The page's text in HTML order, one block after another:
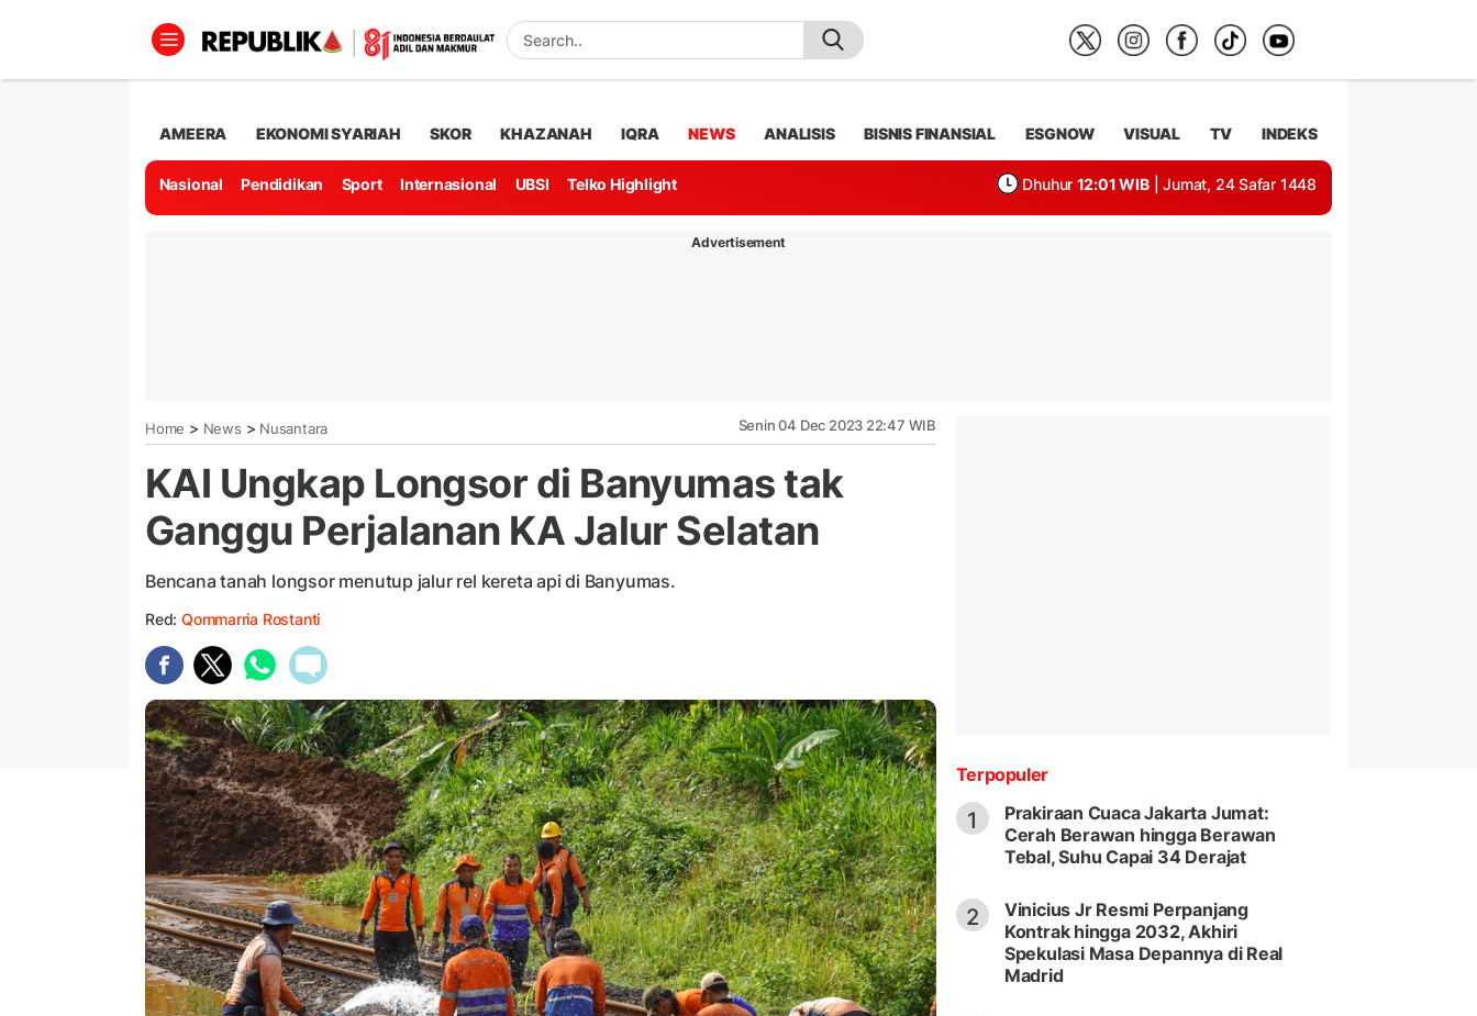
AMEERA EKONOMI SYARIAH SKOR KHAZANAH IQRA NEWS ANALISIS BISNIS FINANSIAL ESGNOW VISUAL TV INDEKS
Nasional Pendidikan Sport Internasional UBSI Telko Highlight Dhuhur 12:01 WIB | Jumat, 24 Safar 1448
Advertisement
Home > News > Nusantara Senin 04 Dec 2023 22:47 WIB
KAI Ungkap Longsor di Banyumas tak
Ganggu Perjalanan KA Jalur Selatan
Bencana tanah longsor menutup jalur rel kereta api di Banyumas.
Red: Qommarria Rostanti
Terpopuler
1
Prakiraan Cuaca Jakarta Jumat:
Cerah Berawan hingga Berawan
Tebal, Suhu Capai 34 Derajat
2
Vinicius Jr Resmi Perpanjang
Kontrak hingga 2032, Akhiri
Spekulasi Masa Depannya di Real
Madrid